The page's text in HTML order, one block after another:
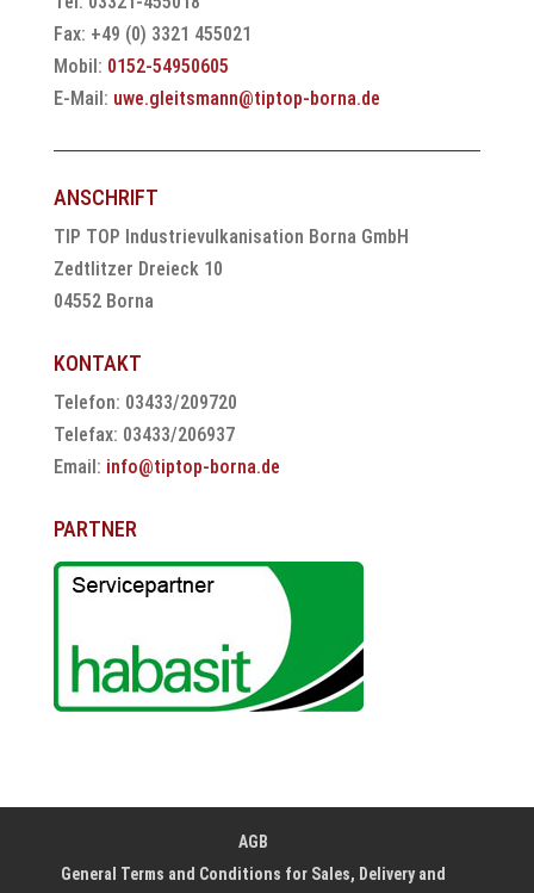
Fax: +49 (0) 3321 455021
Mobil: 0152-54950605
E-Mail: uwe.gleitsmann@tiptop-borna.de
ANSCHRIFT
TIP TOP Industrievulkanisation Borna GmbH
Zedtlitzer Dreieck 10
04552 Borna
KONTAKT
Telefon: 03433/209720
Telefax: 03433/206937
Email: info@tiptop-borna.de
PARTNER
AGB
General Terms and Conditions for Sales, Delivery and